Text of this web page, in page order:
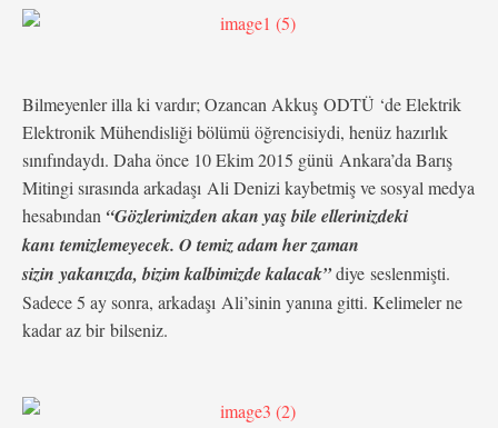
Bilmeyenler illa ki vardır; Ozancan Akkuş ODTÜ ‘de Elektrik
Elektronik Mühendisliği bölümü öğrencisiydi, henüz hazırlık
sınıfındaydı. Daha önce 10 Ekim 2015 günü Ankara’da Barış
Mitingi sırasında arkadaşı Ali Denizi kaybetmiş ve sosyal medya
hesabından “Gözlerimizden akan yaş bile ellerinizdeki
kanı temizlemeyecek. O temiz adam her zaman
sizin yakanızda, bizim kalbimizde kalacak”diye seslenmişti.
Sadece 5 ay sonra, arkadaşı Ali’sinin yanına gitti. Kelimeler ne
kadar az bir bilseniz.